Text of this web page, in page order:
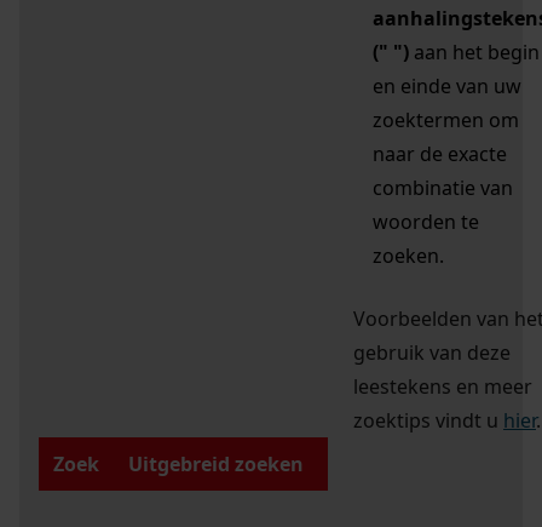
(" ") aan het begin
en einde van uw
zoektermen om
naar de exacte
combinatie van
woorden te
zoeken.
Voorbeelden van
gebruik van deze
leestekens en meer
zoektips vindt u hier.
Zoek
Uitgebreid zoeken